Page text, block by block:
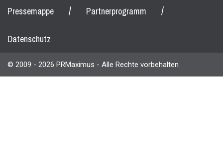
Pressemappe / Partnerprogramm /
Datenschutz
© 2009 - 2026 PRMaximus - Alle Rechte vorbehalten